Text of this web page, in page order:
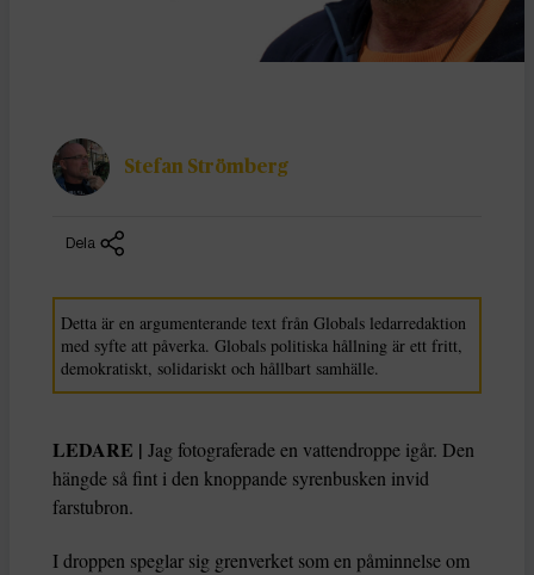
Stefan Strömberg
Dela
Detta är en argumenterande text från Globals ledarredaktion
med syfte att påverka. Globals politiska hållning är ett fritt,
demokratiskt, solidariskt och hållbart samhälle.
LEDARE | Jag fotograferade en vattendroppe igår. Den
hängde så fint i den knoppande syrenbusken invid
farstubron.
I droppen speglar sig grenverket som en påminnelse om